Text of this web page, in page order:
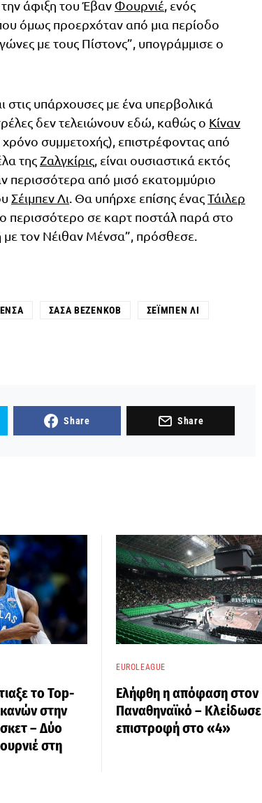
την άφιξη του Έβαν Φουρνιέ, ενός
όμως προερχόταν από μια περίοδο
με τους Πίστονς”, υπογράμμισε ο
στις υπάρχουσες με ένα υπερβολικά
δεν τελειώνουν εδώ, καθώς ο Κίναν
χρόνο συμμετοχής), επιστρέφοντας από
τηςΖαλγκίρις, είναι ουσιαστικά εκτός
περισσότερα από μισό εκατομμύριο
Σέιμπεν Λι. Θα υπήρχε επίσης έναςΤάιλερ
περισσότερο σε καρτ ποστάλ παρά στο
με τον Νέιθαν Μένσα”, πρόσθεσε.
ΣΆΣΑ ΒΕΖΈΝΚΟΒ ΣΈΙΜΠΕΝ ΛΙ
Share Share
το Top-
στην
– Δύο
στη
EUROLEAGUE
Ελήφθη η απόφαση στον
Παναθηναϊκό – Κλείδωσε
επιστροφή στο «4»